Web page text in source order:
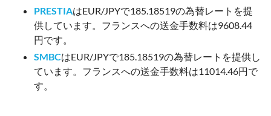
PRESTIAはEUR/JPYで185.18519の為替レートを提
供しています。フランスへの送金手数料は9608.44
円です。
SMBCはEUR/JPYで185.18519の為替レートを提供し
ています。フランスへの送金手数料は11014.46円で
す。